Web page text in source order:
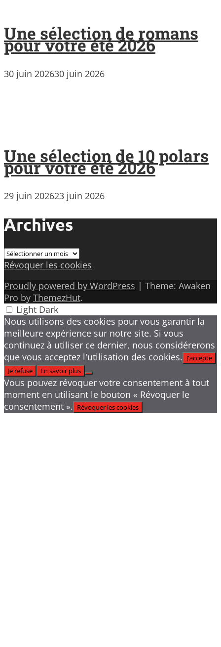
Une sélection de romans
pour votre été 2026
30 juin 202630 juin 2026
Une sélection de 10 polars
pour votre été 2026
29 juin 202623 juin 2026
Archives
Archives
Révoquer les cookies
Proudly powered by WordPress | Theme: Awaken
Pro by ThemezHut.
Light Dark
Nous utilisons des cookies pour vous garantir la
meilleure expérience sur notre site. Si vous
continuez à utiliser ce dernier, nous considérerons
que vous acceptez l'utilisation des cookies. J'accepte
Je refuse
En savoir plus
Vous pouvez révoquer votre consentement à tout
moment en utilisant le bouton « Révoquer le
consentement ». Révoquer les cookies